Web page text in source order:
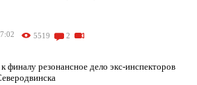
5519 2
к финалу резонансное дело экс-инспекторов